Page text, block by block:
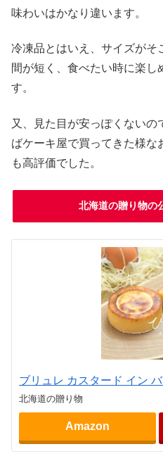
味わいはかなり違います。
冷凍品とはいえ、サイズがそ
間が短く、食べたい時に楽
す。
又、見た目が安っぽくない
ばケーキ屋で買ってきた様
も高評価でした。
北海道の贈り物の
ブリュレ カスタード イン
北海道の贈り物
Amazon